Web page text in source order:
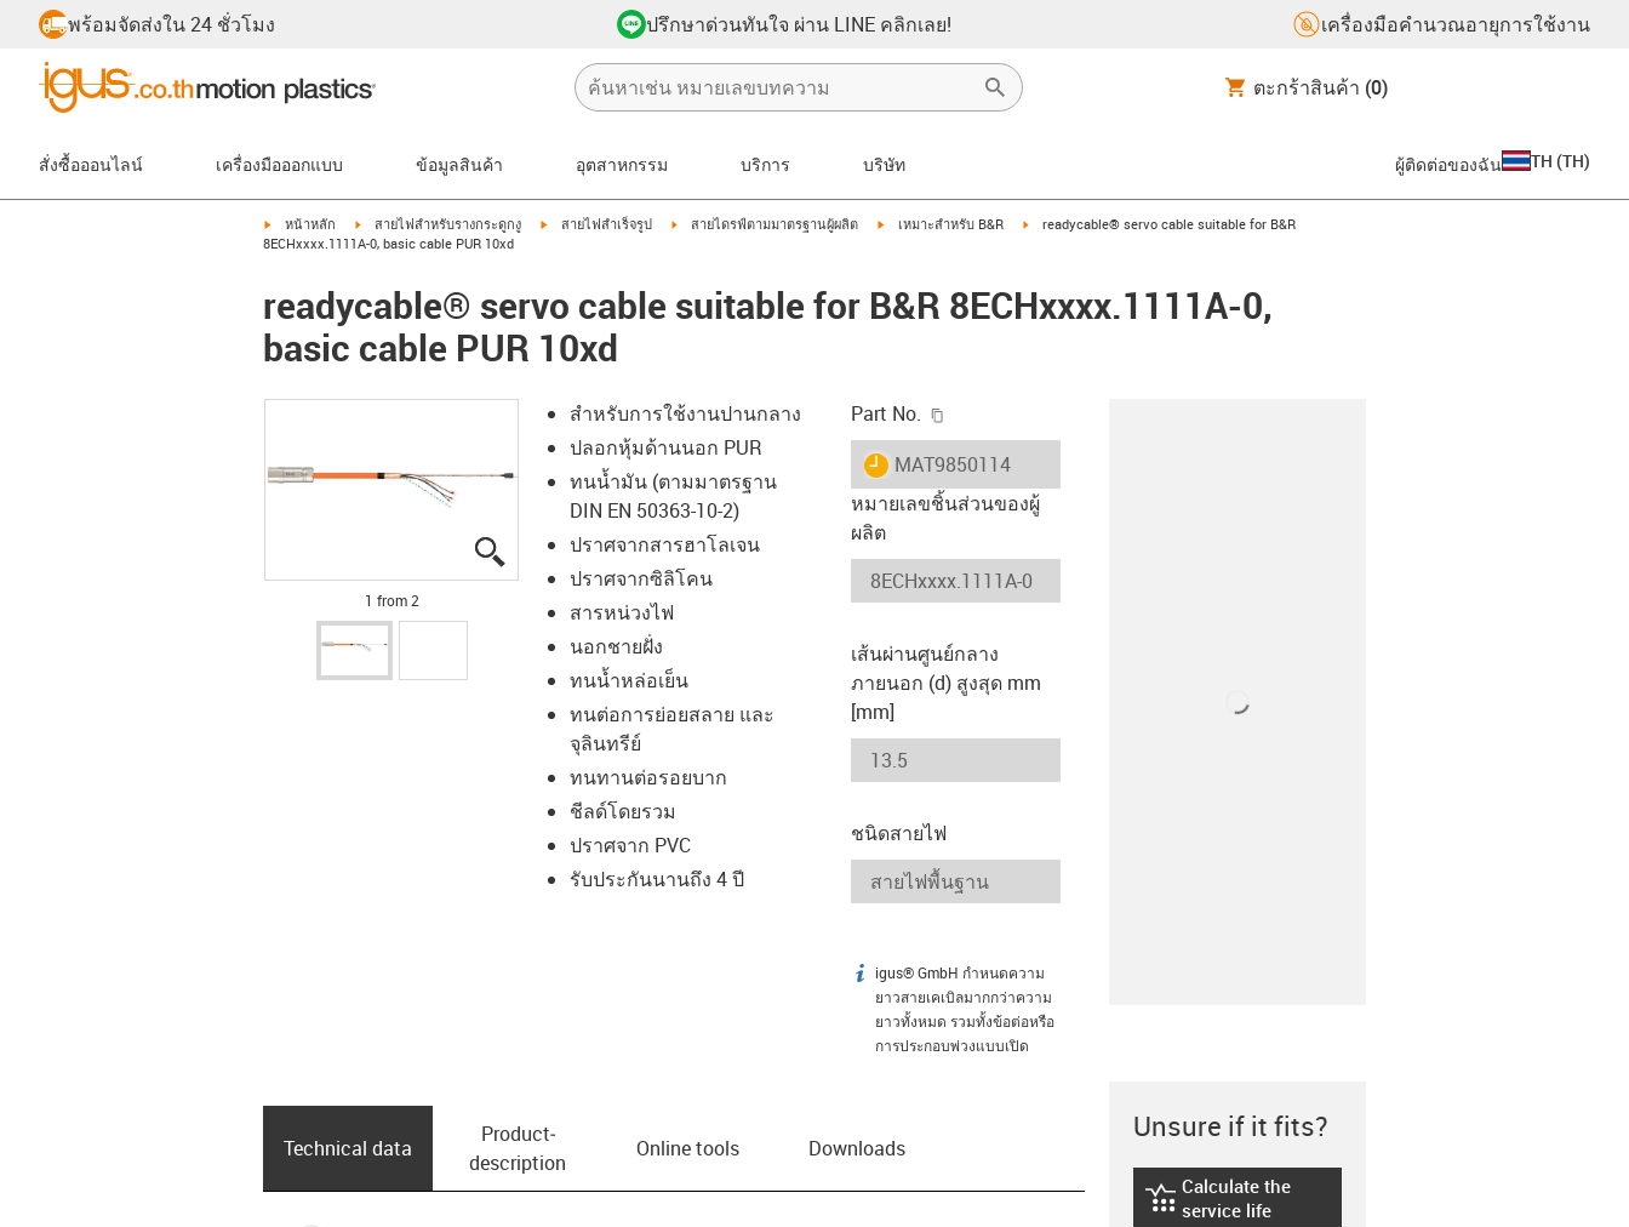
พร้อมจัดส่งใน 24 ชั่วโมง ปรึกษาด่วนทันใจ ผ่าน LINE คลิกเลย! เครื่องมือคำนวณอายุการใช้งาน
ตะกร้าสินค้า (0)
สั่งซื้อออนไลน์ เครื่องมือออกแบบ ข้อมูลสินค้า อุตสาหกรรม บริการ บริษัท ผู้ติดต่อของฉัน TH (TH)
igus-icon-arrow-right
หน้าหลัก igus-icon-arrow-right
สายไฟสำหรับรางกระดูกงู igus-icon-arrow-right
สายไฟสำเร็จรูป igus-icon-arrow-right
สายไดรฟ์ตามมาตรฐานผู้ผลิต igus-icon-arrow-right
เหมาะสำหรับ B&R igus-icon-arrow-right
readycable® servo cable suitable for B&R
8ECHxxxx.1111A-0, basic cable PUR 10xd
readycable® servo cable suitable for B&R 8ECHxxxx.1111A-0,
basic cable PUR 10xd
igus-icon-lupe
igus-icon-lupe
1 from 2
สำหรับการใช้งานปานกลาง
ปลอกหุ้มด้านนอก PUR
ทนน้ำมัน (ตามมาตรฐาน
DIN EN 50363-10-2)
ปราศจากสารฮาโลเจน
ปราศจากซิลิโคน
สารหน่วงไฟ
นอกชายฝั่ง
ทนน้ำหล่อเย็น
ทนต่อการย่อยสลาย และ
จุลินทรีย์
ทนทานต่อรอยบาก
ชีลด์โดยรวม
ปราศจาก PVC
รับประกันนานถึง 4 ปี
Part No.
igus-icon-lieferzeit
MAT9850114
หมายเลขชิ้นส่วนของผู้
ผลิต
เส้นผ่านศูนย์กลาง
ภายนอก (d) สูงสุด mm
[mm]
ชนิดสายไฟ
igus-icon-info
igus® GmbH กำหนดความ
ยาวสายเคเบิลมากกว่าความ
ยาวทั้งหมด รวมทั้งข้อต่อหรือ
การประกอบพ่วงแบบเปิด
Technical data
Product­
description
Online tools Downloads
Unsure if it fits?
igus-icon-lebensdauerrechner
Calculate the
service life